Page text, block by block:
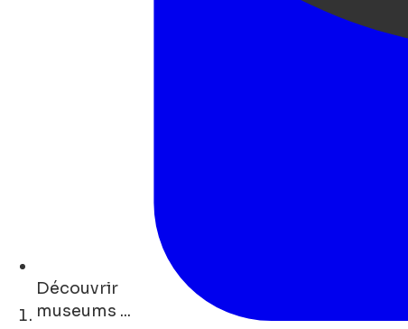
Découvrir